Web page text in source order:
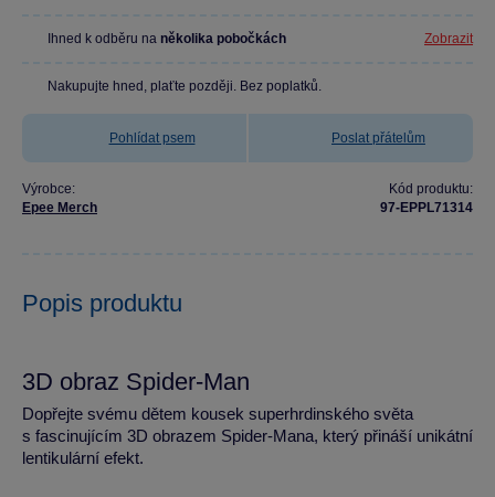
Ihned k odběru na několika pobočkách Zobrazit
Nakupujte hned, plaťte později. Bez poplatků.
Pohlídat psem Poslat přátelům
Výrobce:
Epee Merch
Kód produktu:
97-EPPL71314
Popis produktu
3D obraz Spider-Man
Dopřejte svému dětem kousek superhrdinského světa
s fascinujícím 3D obrazem Spider-Mana, který přináší unikátní
lentikulární efekt.